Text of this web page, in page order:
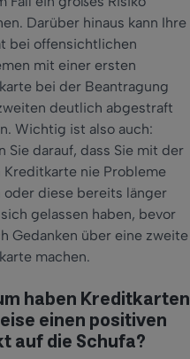
Darüber hinaus kann Ihre
bei offensichtlichen
mit einer ersten
bei der Beantragung
deutlich abgestraft
Wichtig ist also auch:
Sie darauf, dass Sie mit der
Kreditkarte nie Probleme
oder diese bereits länger
gelassen haben, bevor
Gedanken über eine zweite
machen.
haben Kreditkarten
einen positiven
auf die Schufa?